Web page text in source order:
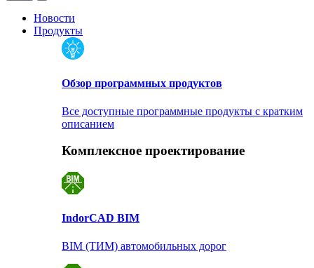
Новости
Продукты
Обзор программных продуктов
Все доступные программные продукты с кратким
описанием
Комплексное проектирование
IndorCAD BIM
BIM (ТИМ) автомобильных дорог